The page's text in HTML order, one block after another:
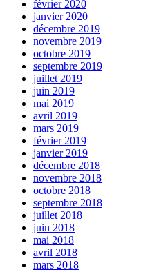
février 2020
janvier 2020
décembre 2019
novembre 2019
octobre 2019
septembre 2019
juillet 2019
juin 2019
mai 2019
avril 2019
mars 2019
février 2019
janvier 2019
décembre 2018
novembre 2018
octobre 2018
septembre 2018
juillet 2018
juin 2018
mai 2018
avril 2018
mars 2018